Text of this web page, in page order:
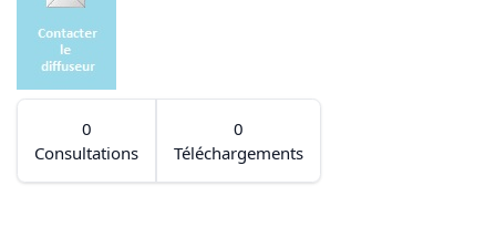
0
Consultations
0
Téléchargements